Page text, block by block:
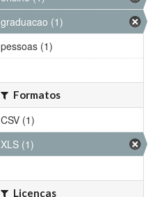
graduacao (1)
pessoas (1)
Formatos
CSV (1)
XLS (1)
Licenças